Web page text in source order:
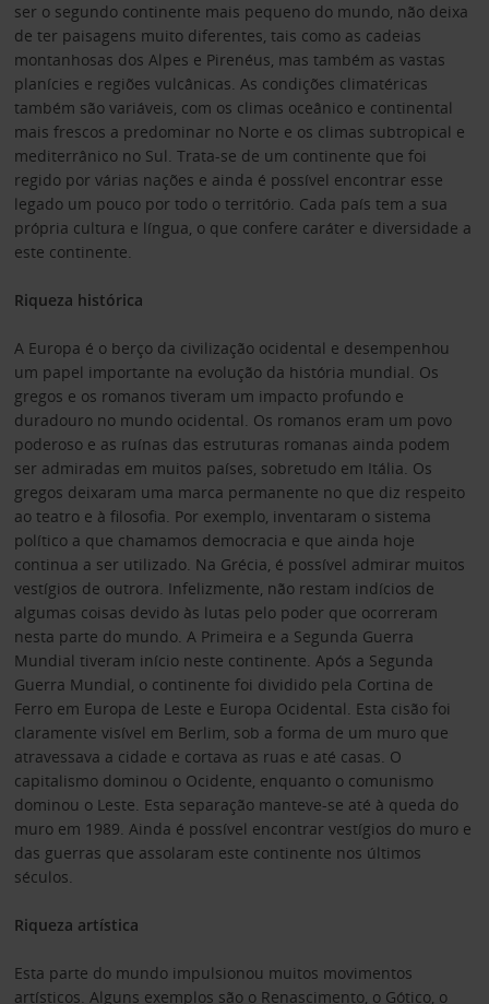
ser o segundo continente mais pequeno do mundo, não deixa
de ter paisagens muito diferentes, tais como as cadeias
montanhosas dos Alpes e Pirenéus, mas também as vastas
planícies e regiões vulcânicas. As condições climatéricas
também são variáveis, com os climas oceânico e continental
mais frescos a predominar no Norte e os climas subtropical e
mediterrânico no Sul. Trata-se de um continente que foi
regido por várias nações e ainda é possível encontrar esse
legado um pouco por todo o território. Cada país tem a sua
própria cultura e língua, o que confere caráter e diversidade a
este continente.
Riqueza histórica
A Europa é o berço da civilização ocidental e desempenhou
um papel importante na evolução da história mundial. Os
gregos e os romanos tiveram um impacto profundo e
duradouro no mundo ocidental. Os romanos eram um povo
poderoso e as ruínas das estruturas romanas ainda podem
ser admiradas em muitos países, sobretudo em Itália. Os
gregos deixaram uma marca permanente no que diz respeito
ao teatro e à filosofia. Por exemplo, inventaram o sistema
político a que chamamos democracia e que ainda hoje
continua a ser utilizado. Na Grécia, é possível admirar muitos
vestígios de outrora. Infelizmente, não restam indícios de
algumas coisas devido às lutas pelo poder que ocorreram
nesta parte do mundo. A Primeira e a Segunda Guerra
Mundial tiveram início neste continente. Após a Segunda
Guerra Mundial, o continente foi dividido pela Cortina de
Ferro em Europa de Leste e Europa Ocidental. Esta cisão foi
claramente visível em Berlim, sob a forma de um muro que
atravessava a cidade e cortava as ruas e até casas. O
capitalismo dominou o Ocidente, enquanto o comunismo
dominou o Leste. Esta separação manteve-se até à queda do
muro em 1989. Ainda é possível encontrar vestígios do muro e
das guerras que assolaram este continente nos últimos
séculos.
Riqueza artística
Esta parte do mundo impulsionou muitos movimentos
artísticos. Alguns exemplos são o Renascimento, o Gótico, o